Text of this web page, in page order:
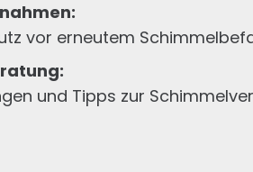
vor erneutem
und Tipps zur